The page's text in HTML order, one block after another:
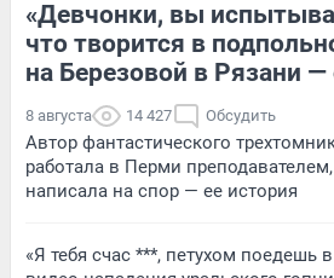
«Девчонки, вы
что творится в
на Березовой в Рязани —
8 августа 14 427 Обсудить
Автор фантастического
работала в Перми
написала на спор — ее история
«Я тебя счас ***, петухом поедешь